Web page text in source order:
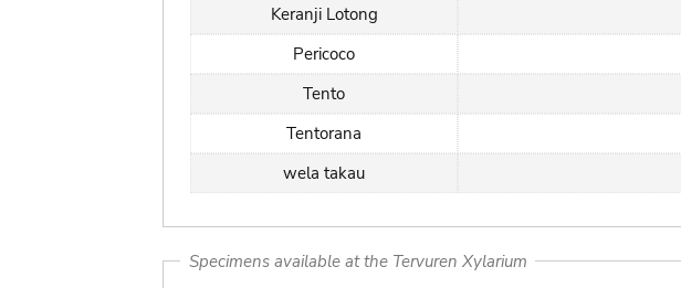
Keranji Lotong
Pericoco
Tento
Tentorana
wela takau
Specimens available at the Tervuren Xylarium